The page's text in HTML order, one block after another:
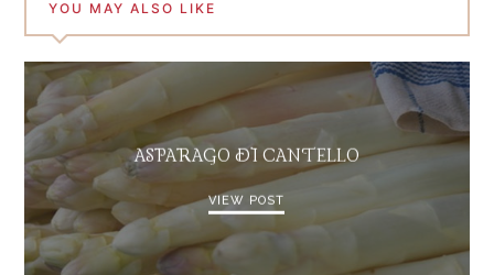
YOU MAY ALSO LIKE
ASPARAGO DI CANTELLO
VIEW POST